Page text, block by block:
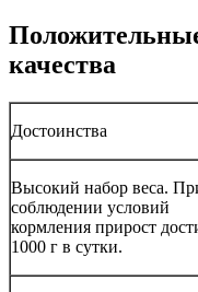
качества
Достоинства
Высокий набор веса.
соблюдении условий
кормления прирост
1000 г в сутки.